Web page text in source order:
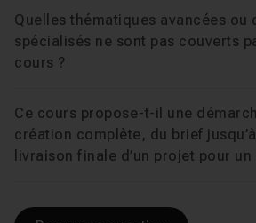
Quelles thématiques avancées ou
spécialisés ne sont pas couverts
cours ?
Ce cours propose-t-il une
création complète, du brief
livraison finale d’un projet pour un